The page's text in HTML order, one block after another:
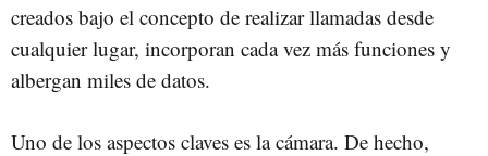
creados bajo el concepto de realizar llamadas desde
cualquier lugar, incorporan cada vez más funciones y
albergan miles de datos.
Uno de los aspectos claves es la cámara. De hecho,